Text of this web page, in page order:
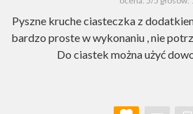
Pyszne kruche ciasteczka z
bardzo proste w wykonaniu , nie
Do ciastek można użyć